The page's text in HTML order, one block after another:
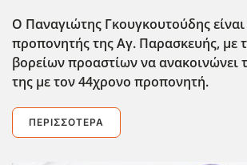
Ο Παναγιώτης Γκουγκουτούδης είναι
προπονητής της Αγ. Παρασκευής, με
βορείων προαστίων να ανακοινώνει
της με τον 44χρονο προπονητή.
ΠΕΡΙΣΣΌΤΕΡΑ